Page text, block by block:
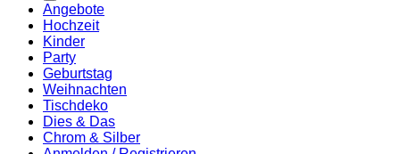
Angebote
Hochzeit
Kinder
Party
Geburtstag
Weihnachten
Tischdeko
Dies & Das
Chrom & Silber